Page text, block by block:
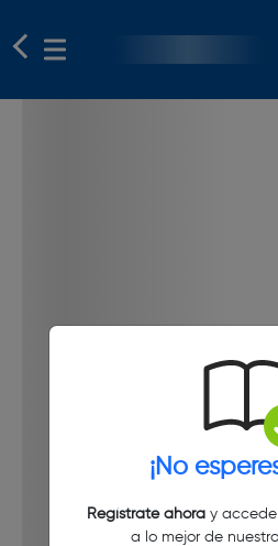
¡No
Regístrate ahoray accede
a lo mejor de